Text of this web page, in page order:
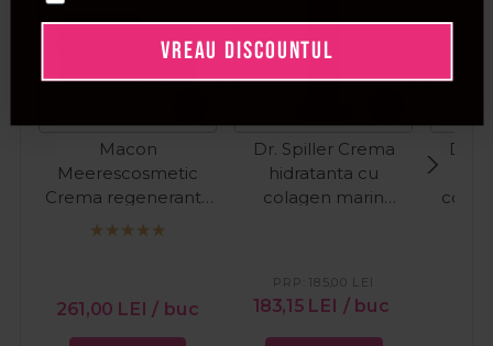
Macon
Meerescosmetic
Crema regeneranta
cu colagen pentru
261,00 LEI / buc
Dr. Spiller Crema
hidratanta cu
colagen marin
183,15 LEI / buc
PRP: 185,00 LEI
Dr.
VREAU DISCOUNTUL